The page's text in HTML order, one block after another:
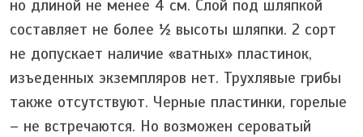
но длиной не менее 4 см. Слой под шляпкой
составляет не более ½ высоты шляпки. 2 сорт
не допускает наличие «ватных» пластинок,
изъеденных экземпляров нет. Трухлявые грибы
также отсутствуют. Черные пластинки, горелые
– не встречаются. Но возможен сероватый